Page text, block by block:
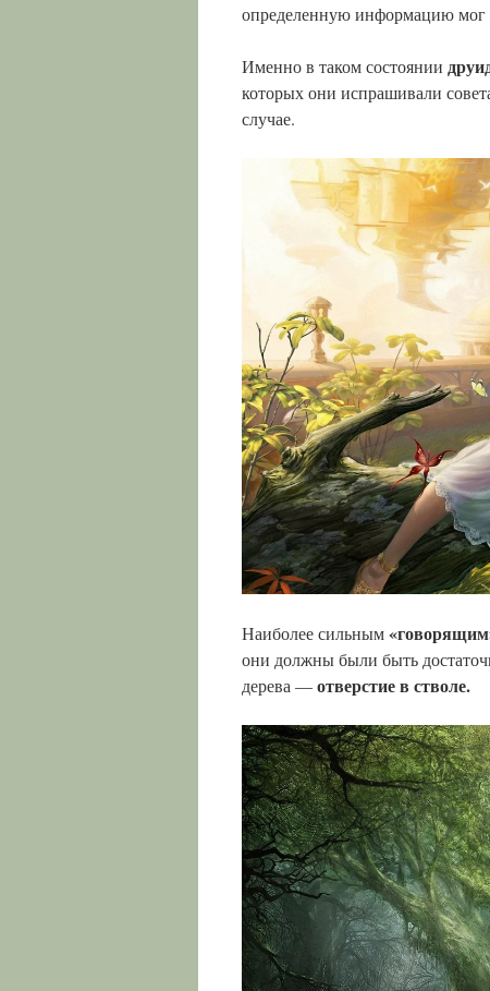
определенную информацию мог
Именно в таком состоянии
которых они испрашивали
случае.
Наиболее сильным
они должны были быть
дерева —отверстие в стволе.